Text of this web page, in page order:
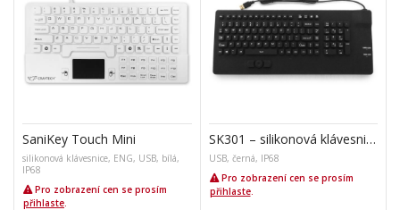
SaniKey Touch Mini
silikonová klávesnice, ENG, USB, bílá,
IP68
Pro zobrazení cen se prosím
přihlaste
SK301 – silikonová klávesnice s trackpointem
USB, černá, IP68
Pro zobrazení cen se prosím
přihlaste.